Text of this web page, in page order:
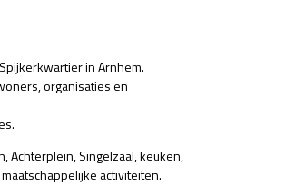
in Arnhem.
organisaties en
Achterplein, Singelzaal, keuken,
activiteiten.